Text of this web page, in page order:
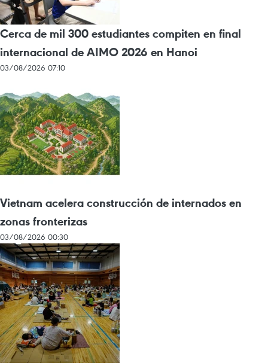
Cerca de mil 300 estudiantes compiten en final
internacional de AIMO 2026 en Hanoi
03/08/2026 07:10
Vietnam acelera construcción de internados en
zonas fronterizas
03/08/2026 00:30